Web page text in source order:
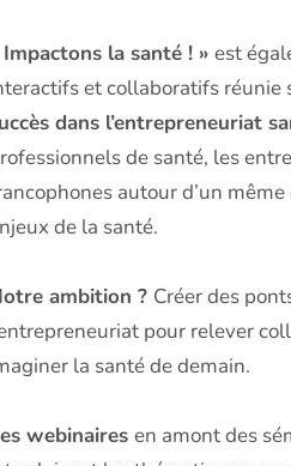
Impactons la santé ! » est
et collaboratifs réunie
dans l’entrepreneuriat
de santé, les
autour d’un
de la santé.
ambition ? Créer des
pour relever
la santé de demain.
webinaires en amont des